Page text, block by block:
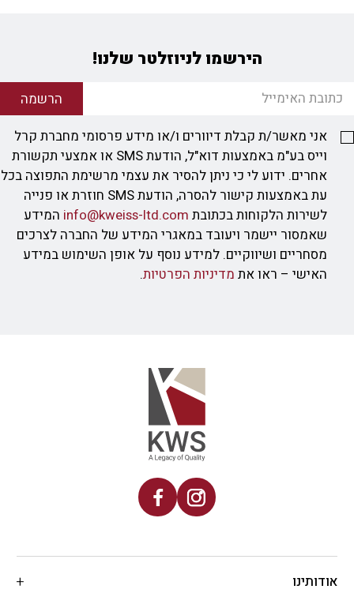
הירשמו לניוזלטר שלנו!
הרשמה
אני מאשר/ת קבלת דיוורים ו/או מידע פרסומי מחברת קרל
וייס בע"מ באמצעות דוא"ל, הודעת SMS או אמצעי תקשורת
אחרים. ידוע לי כי ניתן להסיר את עצמי מרשימת התפוצה בכל
עת באמצעות קישור להסרה, הודעת SMS חוזרת או פנייה
לשירות הלקוחות בכתובת info@kweiss-ltd.com המידע
שאמסור יישמר ויעובד במאגרי המידע של החברה לצרכים
מסחריים ושיווקיים. למידע נוסף על אופן השימוש במידע
האישי – ראו את מדיניות הפרטיות.
אודותינו